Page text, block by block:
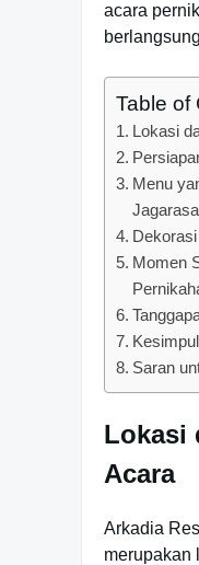
acara
Table of
Lokasi
Menu
Momen
Saran
Lokasi
Acara
Arkadia
merupakan